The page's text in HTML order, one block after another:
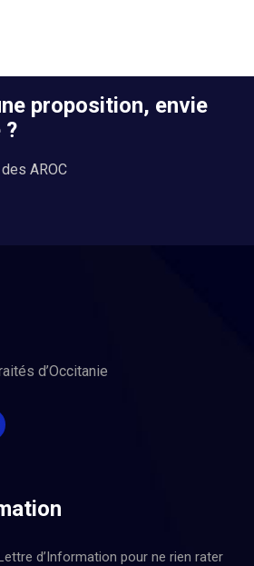
proposition, envie
?
AROC
d’Occitanie
d’Information pour ne rien rater